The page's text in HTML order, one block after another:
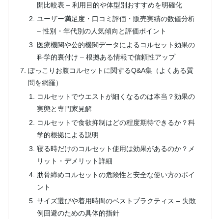
開比較表 – 利用目的や体型別おすすめを明確化
ユーザー満足度・口コミ評価・販売実績の数値分析
– 性別・年代別の人気傾向と評価ポイント
医療機関や公的機関データによるコルセット効果の
科学的裏付け – 根拠ある情報で信頼性アップ
ぽっこりお腹コルセットに関するQ&A集（よくある質
問を網羅）
コルセットでウエストが細くなるのは本当？効果の
実態と専門家見解
コルセットで食欲抑制はどの程度期待できるか？科
学的根拠による説明
寝る時だけのコルセット使用は効果があるのか？メ
リット・デメリット詳細
肋骨締めコルセットの危険性と安全な使い方のポイ
ント
サイズ選びや着用時間のベストプラクティス – 失敗
例回避のための具体的指針